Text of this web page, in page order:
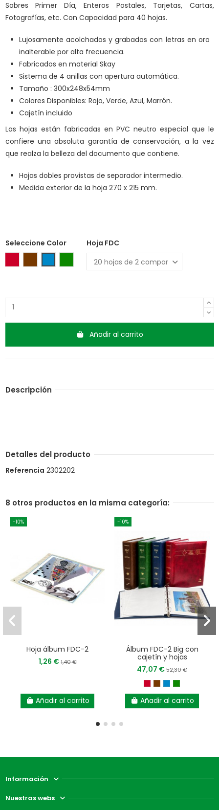
Sobres Primer Día, Enteros Postales, Tarjetas, Cartas,
Fotografías, etc. Con Capacidad para 40 hojas.
Lujosamente acolchados y grabados con letras en oro
inalterable por alta frecuencia.
Fabricados en material Skay
Sistema de 4 anillas con apertura automática.
Tamaño : 300x248x54mm
Colores Disponibles: Rojo, Verde, Azul, Marrón.
Cajetín incluido
Las hojas están fabricadas en PVC neutro especial que le
confiere una absoluta garantía de conservación, a la vez
que realza la belleza del documento que contiene.
Hojas dobles provistas de separador intermedio.
Medida exterior de la hoja 270 x 215 mm.
Seleccione Color
Hoja FDC
Añadir al carrito
Descripción
Detalles del producto
Referencia 2302202
8 otros productos en la misma categoría:
-10%
Hoja álbum FDC-2
1,26 €1,40 €
Añadir al carrito
-10%
Álbum FDC-2 Big con
cajetín y hojas
47,07 €52,30 €
Añadir al carrito
Información
Nuestras webs